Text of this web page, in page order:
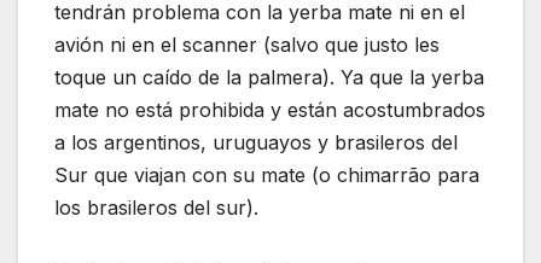
tendrán problema con la yerba mate ni en el
avión ni en el scanner (salvo que justo les
toque un caído de la palmera). Ya que la yerba
mate no está prohibida y están acostumbrados
a los argentinos, uruguayos y brasileros del
Sur que viajan con su mate (o chimarrão para
los brasileros del sur).